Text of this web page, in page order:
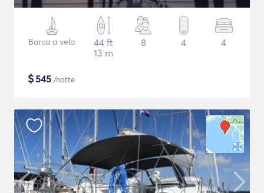
Barca a vela
44 ft
13 m
8 4 4
$545 /notte